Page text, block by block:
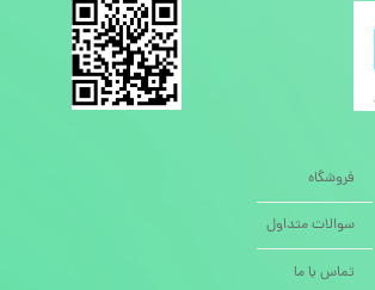
فروشگاه
سوالات متداول
تماس با ما